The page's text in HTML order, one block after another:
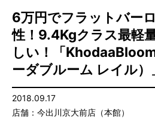
6万円でフラットバー
性！9.4Kgクラス最軽
しい！「
ーダブルーム レイル）
2018.09.17
店舗：今出川京大前店（本館）